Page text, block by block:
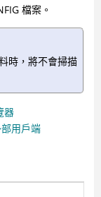
檔案。
時，將不會掃描
器
用戶端